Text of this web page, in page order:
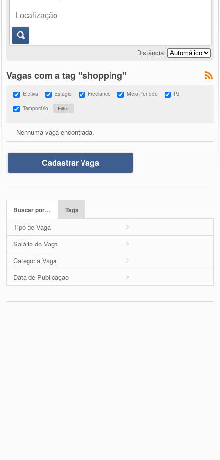
Distância:
Vagas com a tag "shopping"
Efetiva Estágio Freelance Meio Período
PJ
Temporário
Nenhuma vaga encontrada.
Cadastrar Vaga
Buscar por… Tags
Tipo de Vaga
Salário de Vaga
Categoria Vaga
Data de Publicação